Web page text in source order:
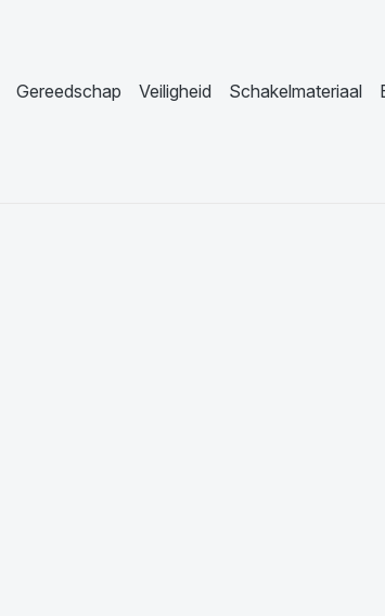
Gereedschap Veiligheid Schakelmateriaal